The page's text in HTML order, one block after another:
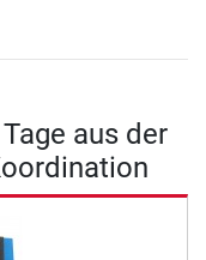
aus der